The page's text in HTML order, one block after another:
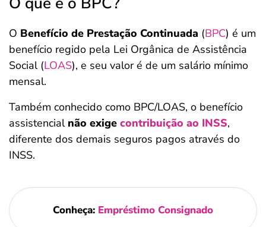
O Benefício de Prestação Continuada (BPC) é um
benefício regido pela Lei Orgânica de Assistência
Social (LOAS), e seu valor é de um salário mínimo
mensal.
Também conhecido como BPC/LOAS, o benefício
assistencial não exige contribuição ao INSS,
diferente dos demais seguros pagos através do
INSS.
Conheça: Empréstimo Consignado